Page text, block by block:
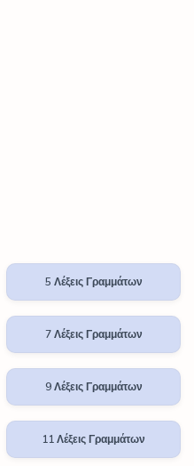
5 Λέξεις Γραμμάτων
7 Λέξεις Γραμμάτων
9 Λέξεις Γραμμάτων
11 Λέξεις Γραμμάτων